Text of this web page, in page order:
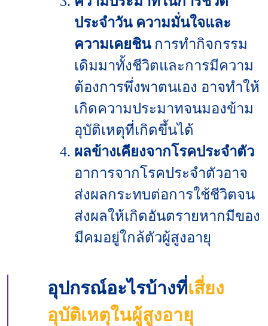
ประจำวัน ความมั่นใจและ
ความเคยชินการทำกิจกรรม
เดิมมาทั้งชีวิตและการมีความ
ต้องการพึ่งพาตนเอง อาจทำให้
เกิดความประมาทจนมองข้าม
อุบัติเหตุที่เกิดขึ้นได้
ผลข้างเคียงจากโรคประจำตัว
อาการจากโรคประจำตัวอาจ
ส่งผลกระทบต่อการใช้ชีวิตจน
ส่งผลให้เกิดอันตรายหากมีของ
มีคมอยู่ใกล้ตัวผู้สูงอายุ
อุปกรณ์อะไรบ้างที่เสี่ยง
อุบัติเหตุในผู้สูงอายุ